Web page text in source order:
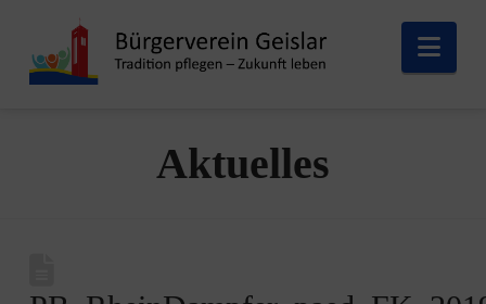
Aktuelles